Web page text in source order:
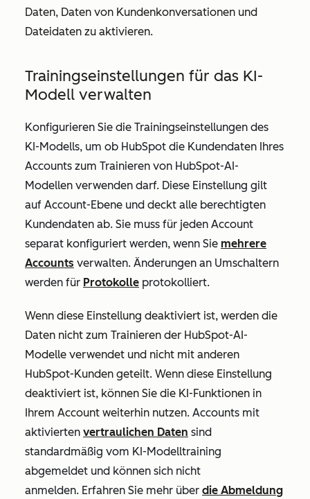
Daten, Daten von Kundenkonversationen und
Dateidaten zu aktivieren.
Trainingseinstellungen für das KI-
Modell verwalten
Konfigurieren Sie die Trainingseinstellungen des
KI-Modells, um ob HubSpot die Kundendaten Ihres
Accounts zum Trainieren von HubSpot-AI-
Modellen verwenden darf. Diese Einstellung gilt
auf Account-Ebene und deckt alle berechtigten
Kundendaten ab. Sie muss für jeden Account
separat konfiguriert werden, wenn Sie mehrere
Accounts verwalten. Änderungen an Umschaltern
werden für Protokolle protokolliert.
Wenn diese Einstellung deaktiviert ist, werden die
Daten nicht zum Trainieren der HubSpot-AI-
Modelle verwendet und nicht mit anderen
HubSpot-Kunden geteilt. Wenn diese Einstellung
deaktiviert ist, können Sie die KI-Funktionen in
Ihrem Account weiterhin nutzen. Accounts mit
aktivierten vertraulichen Daten sind
standardmäßig vom KI-Modelltraining
abgemeldet und können sich nicht
anmelden. Erfahren Sie mehr über die Abmeldung